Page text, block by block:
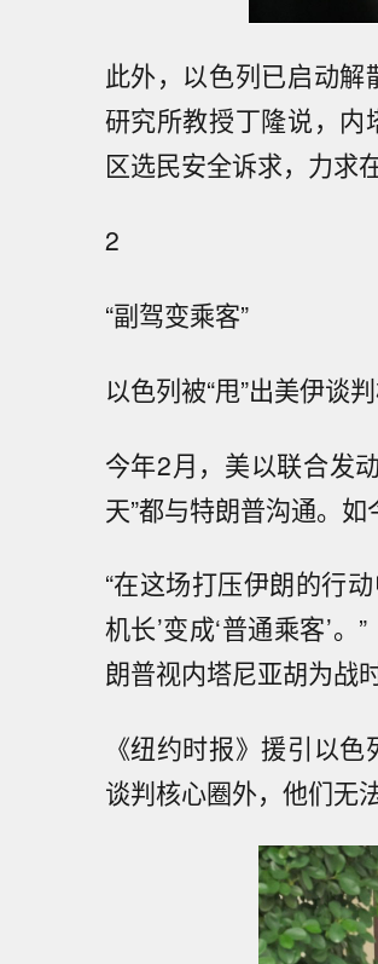
此外，以色列已启动
研究所教授丁隆说，
区选民安全诉求，力求
2
“副驾变乘客”
以色列被“甩”出美伊谈
今年2月，美以联合发
天”都与特朗普沟通。如
“在这场打压伊朗的行
机长’变成‘普通乘客’。”
朗普视内塔尼亚胡为战
《纽约时报》援引以
谈判核心圈外，他们无